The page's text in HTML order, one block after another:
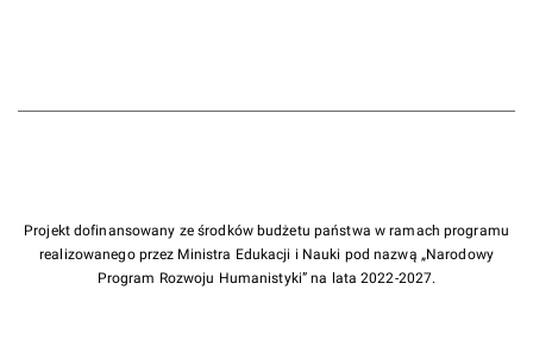
Projekt dofinansowany ze środków budżetu państwa w ramach programu
realizowanego przez Ministra Edukacji i Nauki pod nazwą „Narodowy
Program Rozwoju Humanistyki” na lata 2022-2027.